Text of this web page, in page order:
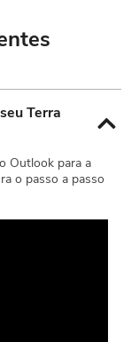
Terra
Outlook para a
o passo a passo